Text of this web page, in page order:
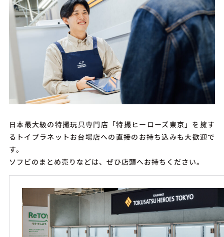
日本最大級の特撮玩具専門店「特撮ヒーローズ東京」を擁す
るトイプラネットお台場店への直接のお持ち込みも大歓迎で
す。
ソフビのまとめ売りなどは、ぜひ店頭へお持ちください。